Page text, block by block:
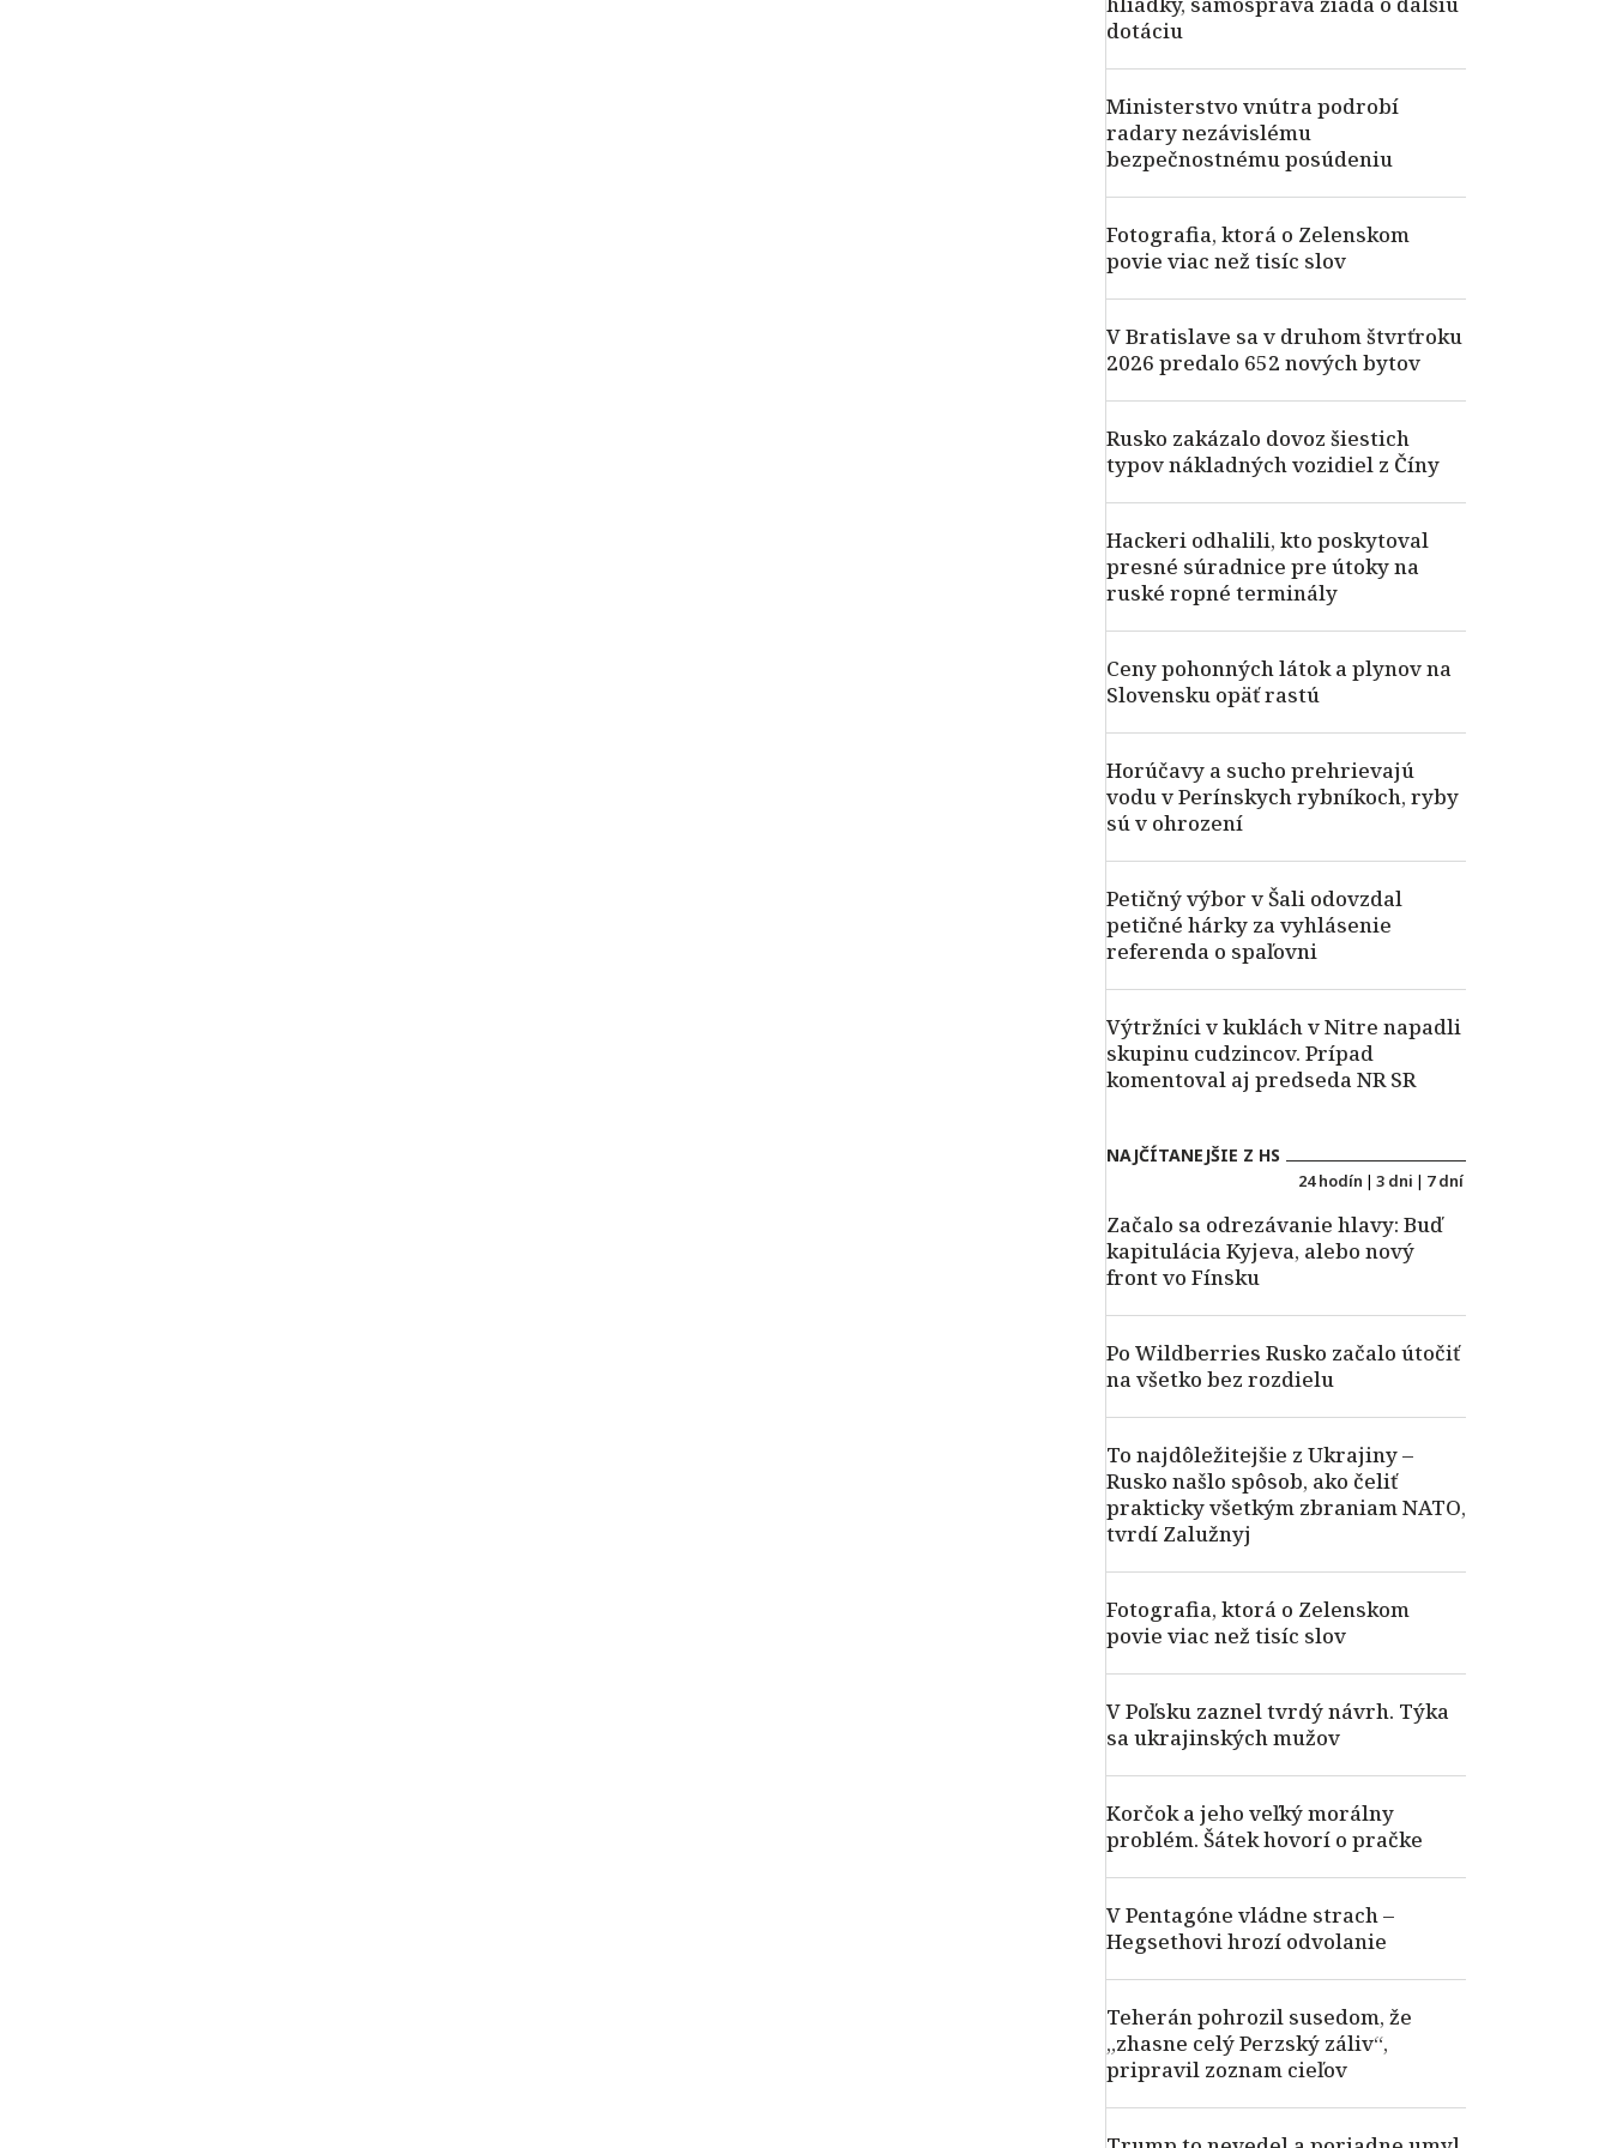
dotáciu
Ministerstvo vnútra podrobí
radary nezávislému
bezpečnostnému posúdeniu
Fotografia, ktorá o Zelenskom
povie viac než tisíc slov
V Bratislave sa v druhom štvrťroku
2026 predalo 652 nových bytov
Rusko zakázalo dovoz šiestich
typov nákladných vozidiel z Číny
Hackeri odhalili, kto poskytoval
presné súradnice pre útoky na
ruské ropné terminály
Ceny pohonných látok a plynov na
Slovensku opäť rastú
Horúčavy a sucho prehrievajú
vodu v Perínskych rybníkoch, ryby
sú v ohrození
Petičný výbor v Šali odovzdal
petičné hárky za vyhlásenie
referenda o spaľovni
Výtržníci v kuklách v Nitre napadli
skupinu cudzincov. Prípad
komentoval aj predseda NR SR
NAJČÍTANEJŠIE Z HS
24 hodín | 3 dni | 7 dní
Začalo sa odrezávanie hlavy: Buď
kapitulácia Kyjeva, alebo nový
front vo Fínsku
Po Wildberries Rusko začalo útočiť
na všetko bez rozdielu
To najdôležitejšie z Ukrajiny –
Rusko našlo spôsob, ako čeliť
prakticky všetkým zbraniam NATO,
tvrdí Zalužnyj
Fotografia, ktorá o Zelenskom
povie viac než tisíc slov
V Poľsku zaznel tvrdý návrh. Týka
sa ukrajinských mužov
Korčok a jeho veľký morálny
problém. Šátek hovorí o pračke
V Pentagóne vládne strach –
Hegsethovi hrozí odvolanie
Teherán pohrozil susedom, že
„zhasne celý Perzský záliv“,
pripravil zoznam cieľov